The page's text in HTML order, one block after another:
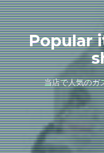
Popular
当店で人気のガ